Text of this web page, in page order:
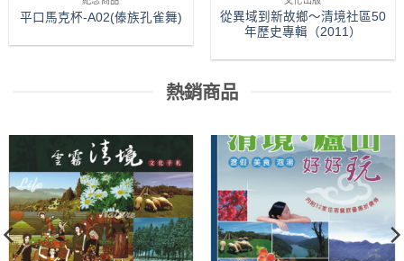
平口馬克杯-A02(傣族孔雀舞)
從異域到新故鄉～清境社區50
年歷史專輯（2011）
熱銷商品